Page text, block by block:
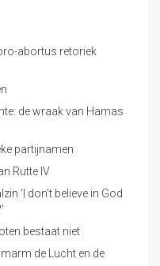
abortus retoriek
de wraak van Hamas
partijnamen
Rutte IV
‘I don’t believe in God
bestaat niet
de Lucht en de